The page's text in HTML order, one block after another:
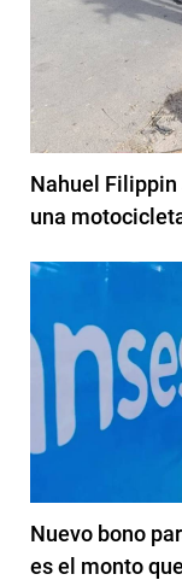
Nahuel Filippin
una
Nuevo bono
es el monto